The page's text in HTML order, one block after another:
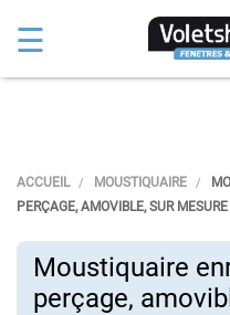
Basculer
la
☰
ACCUEIL MOUSTIQUAIRE
PERÇAGE, AMOVIBLE, SUR MESURE
Moustiquaire
perçage,